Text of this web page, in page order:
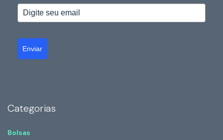
Enviar
Categorias
Bolsas